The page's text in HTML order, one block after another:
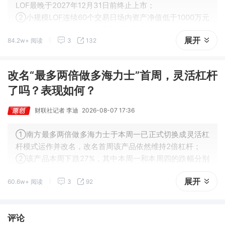
LOF最晚于2027年12月31日前终止上市；
②小规模LOF连续60个交易日场内资产净值低于1000万元
③据测算，约125只LOF或受影响；终止上市不等于基金
84.2w+ 阅读 3 132 展开
改名“最多两倍做多海力士”首周，灵活杠杆
了吗？表现如何？
财联社记者 李迪 2026-08-07 17:36
①南方最多两倍做多海力士于本周一已正式切换成灵活杠
杆模式运作并改名，改名首周该产品依然维持2倍杠杆；
②该产品本周下跌27%，其中本周一和本周四的跌幅分别
60.6w+ 阅读 3 92 展开
评论